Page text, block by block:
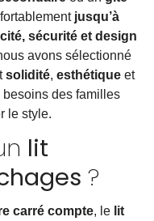
jusqu’à
sécurité et design
avons sélectionné
solidité, esthétique et
besoins des familles
le style.
lit
?
carré compte, le lit